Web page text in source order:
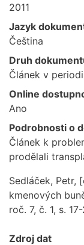
2011
Jazyk
Čeština
Druh
Článek v
Online
Ano
Podrobnosti o
Článek k
prodělali
Sedláček, Petr,
kmenových
roč. 7, č. 1, s.
Zdroj dat